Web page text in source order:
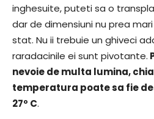
inghesuite, puteti sa o
dar de dimensiuni nu prea
stat. Nu ii trebuie un ghiveci
raradacinile ei sunt pivotante.
nevoie de multa lumina,
temperatura poate sa fie
27º C.